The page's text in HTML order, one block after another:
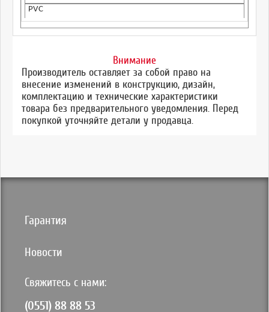
PVC
Внимание
Производитель оставляет за собой право на
внесение изменений в конструкцию, дизайн,
комплектацию и технические характеристики
товара без предварительного уведомления. Перед
покупкой уточняйте детали у продавца.
Гарантия
Новости
Свяжитесь с нами:
(0551) 88 88 53